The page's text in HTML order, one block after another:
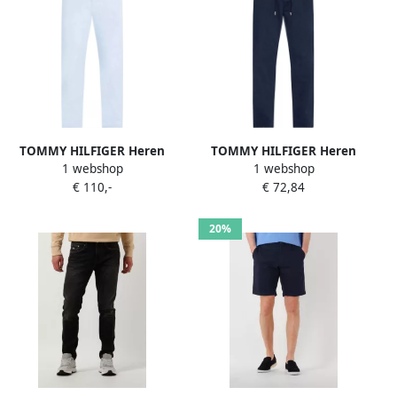
TOMMY HILFIGER Heren
Broeken Bleecker Chino
1985 Pima Cotton
1 webshop
€ 110,-
TOMMY HILFIGER Heren
Broeken Chelsea Satin Gmd
Donkerblauw
1 webshop
€ 72,84
20%